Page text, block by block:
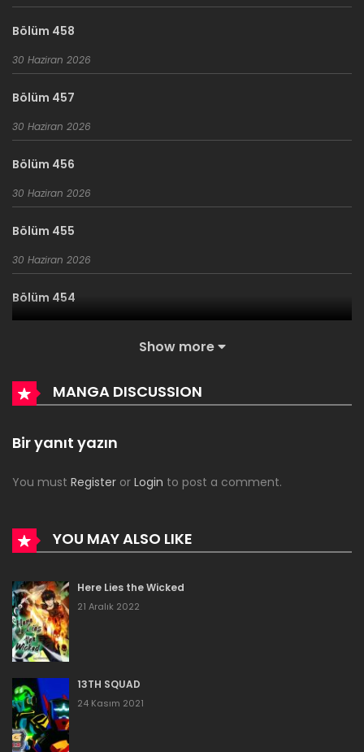
olmalıydım.
Bölüm 458
30 Haziran 2026
Bölüm 457
30 Haziran 2026
Bölüm 456
30 Haziran 2026
Bölüm 455
30 Haziran 2026
Bölüm 454
30 Haziran 2026
30 Haziran 2026
30 Haziran 2026
Bölüm 449
30 Haziran 2026
Bölüm 448
30 Haziran 2026
Show more
MANGA DISCUSSION
Bir yanıt yazın
You must Register or Login to post a comment.
YOU MAY ALSO LIKE
Here Lies the Wicked
21 Aralık 2022
13TH SQUAD
24 Kasım 2021